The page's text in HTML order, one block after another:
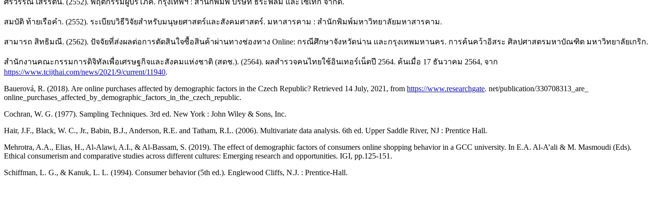
สมบัติ ท้ายเรือคำ. (2552). ระเบียบวิธีวิจัยสำหรับมนุษยศาสตร์และสังคมศาสตร์. มหาสารคาม : สำนักพิมพ์มหาวิทยาลัยมหาสารคาม.
สามารถ สิทธิมณี. (2562). ปัจจัยที่ส่งผลต่อการตัดสินใจซื้อสินค้าผ่านทางช่องทาง Online: กรณีศึกษาจังหวัดน่าน และกรุงเทพมหานคร. การค้นคว้าอิสระ ศิลปศาสตรมหาบัณฑิต มหาวิทยาลัยเกริก.
สำนักงานคณะกรรมการดิจิทัลเพื่อเศรษฐกิจและสังคมแห่งชาติ (สดช.). (2564). ผลสำรวจคนไทยใช้อินเทอร์เน็ตปี 2564. ค้นเมื่อ 17 ธันวาคม 2564, จาก
https://www.tcijthai.com/news/2021/9/current/11940.
Bauerová, R. (2018). Are online purchases affected by demographic factors in the Czech Republic? Retrieved 14 July, 2021, from https://www.researchgate. net/publication/330708313_are_
online_purchases_affected_by_demographic_factors_in_the_czech_republic.
Cochran, W. G. (1977). Sampling Techniques. 3rd ed. New York : John Wiley & Sons, Inc.
Hair, J.F., Black, W. C., Jr., Babin, B.J., Anderson, R.E. and Tatham, R.L. (2006). Multivariate data analysis. 6th ed. Upper Saddle River, NJ : Prentice Hall.
Mehrotra, A.A., Elias, H., Al-Alawi, A.I., & Al-Bassam, S. (2019). The effect of demographic factors of consumers online shopping behavior in a GCC university. In E.A. Al-A’ali & M. Masmoudi (Eds).
Ethical consumerism and comparative studies across different cultures: Emerging research and opportunities. IGI, pp.125-151.
Schiffman, L. G., & Kanuk, L. L. (1994). Consumer behavior (5th ed.). Englewood Cliffs, N.J. : Prentice-Hall.